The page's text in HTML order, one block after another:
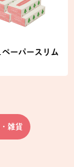
ペーパースリム
雑貨